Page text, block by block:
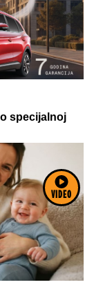
VIDEO
specijalnoj